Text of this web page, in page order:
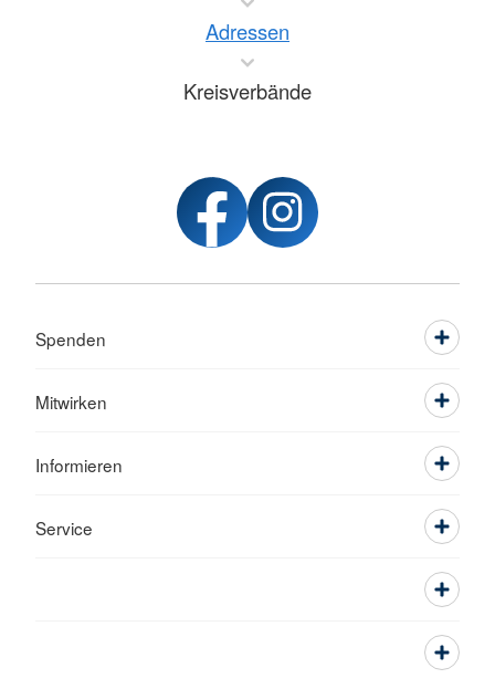
Adressen
Kreisverbände
Spenden
Mitwirken
Informieren
Service